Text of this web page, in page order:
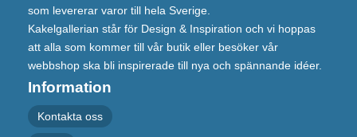
som levererar varor till hela Sverige.
Kakelgallerian står för Design & Inspiration och vi hoppas
att alla som kommer till vår butik eller besöker vår
webbshop ska bli inspirerade till nya och spännande idéer.
Information
Kontakta oss